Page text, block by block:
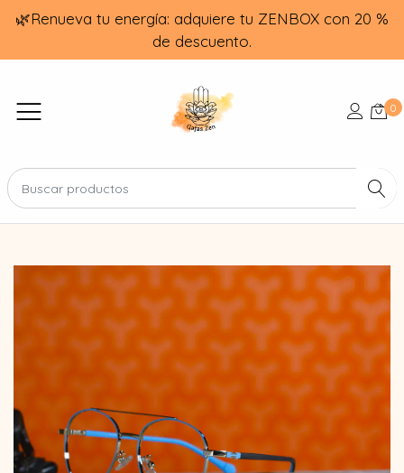
🌿Renueva tu energía: adquiere tu ZENBOX con 20 %
de descuento.
0